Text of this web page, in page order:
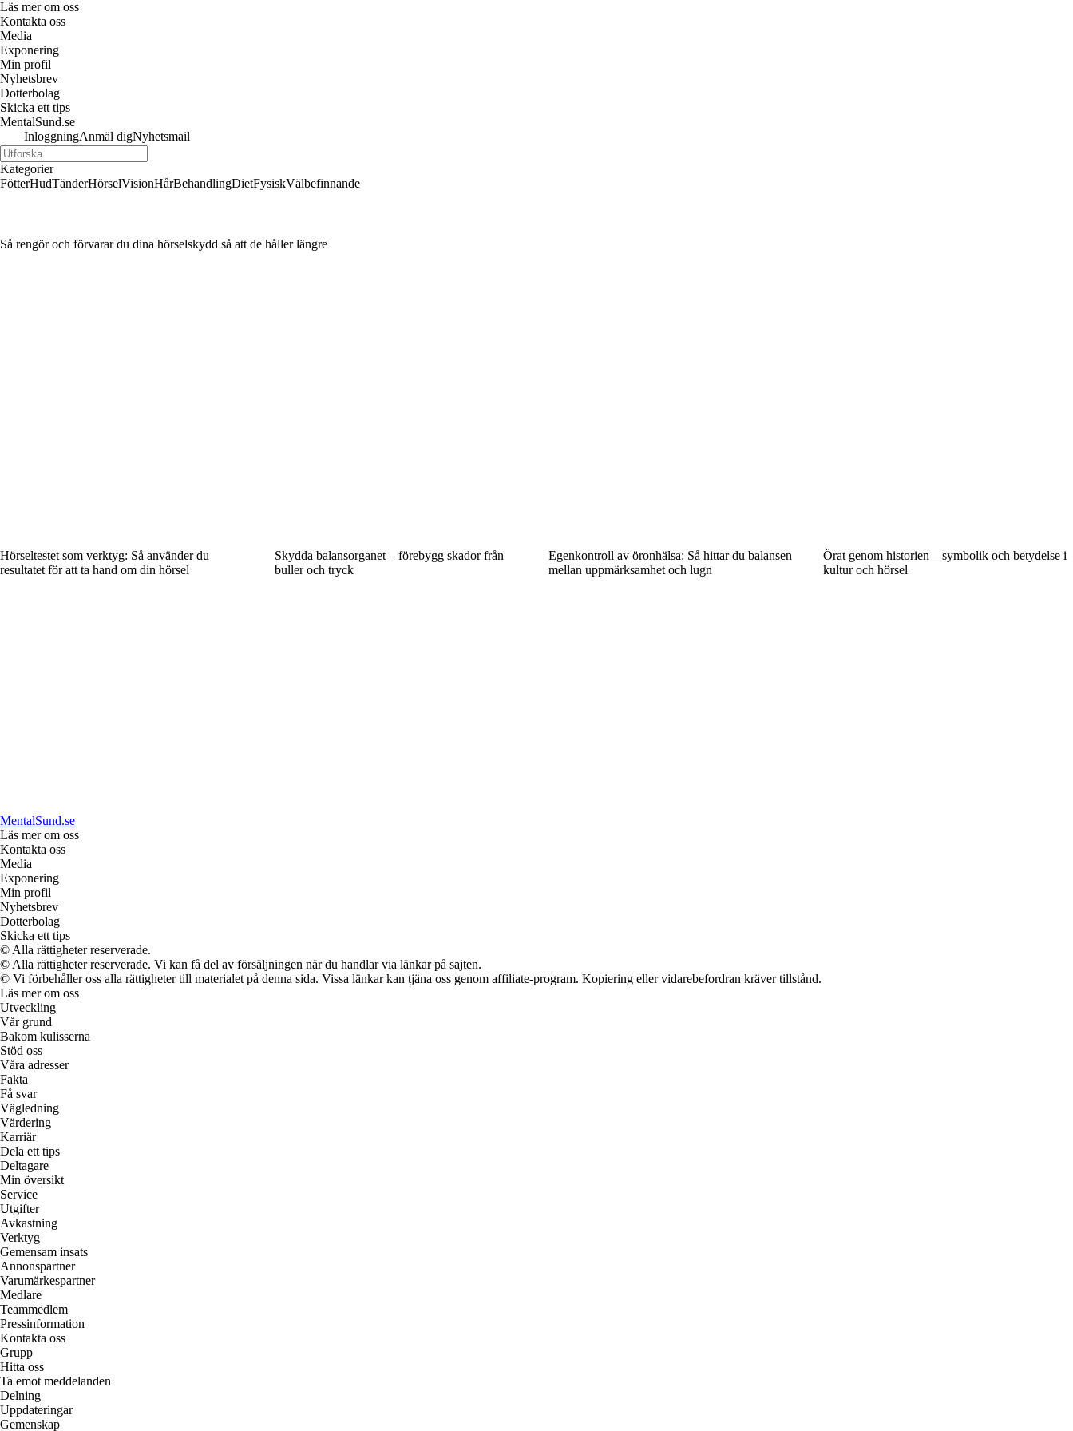
Läs mer om oss
Kontakta oss
Media
Exponering
Min profil
Nyhetsbrev
Dotterbolag
Skicka ett tips
MentalSund.se
InloggningAnmäl digNyhetsmail
Kategorier
FötterHudTänderHörselVisionHårBehandlingDietFysiskVälbefinnande
Så rengör och förvarar du dina hörselskydd så att de håller längre
Hörseltestet som verktyg: Så använder du
resultatet för att ta hand om din hörsel
Skydda balansorganet – förebygg skador från
buller och tryck
Egenkontroll av öronhälsa: Så hittar du balansen
mellan uppmärksamhet och lugn
Örat genom historien – symbolik och betydelse i
kultur och hörsel
MentalSund.se
Läs mer om oss
Kontakta oss
Media
Exponering
Min profil
Nyhetsbrev
Dotterbolag
Skicka ett tips
© Alla rättigheter reserverade.
© Alla rättigheter reserverade. Vi kan få del av försäljningen när du handlar via länkar på sajten.
© Vi förbehåller oss alla rättigheter till materialet på denna sida. Vissa länkar kan tjäna oss genom affiliate-program. Kopiering eller vidarebefordran kräver tillstånd.
Läs mer om oss
Utveckling
Vår grund
Bakom kulisserna
Stöd oss
Våra adresser
Fakta
Få svar
Vägledning
Värdering
Karriär
Dela ett tips
Deltagare
Min översikt
Service
Utgifter
Avkastning
Verktyg
Gemensam insats
Annonspartner
Varumärkespartner
Medlare
Teammedlem
Pressinformation
Kontakta oss
Grupp
Hitta oss
Ta emot meddelanden
Delning
Uppdateringar
Gemenskap